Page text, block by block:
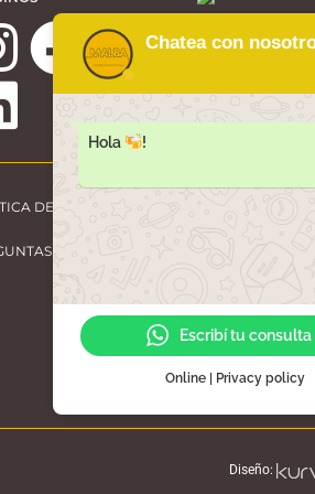
DE PRIVACIDAD
FRECUENTES
Diseño:
Chatea con
Hola !
Escribí tu consulta
Online | Privacy policy